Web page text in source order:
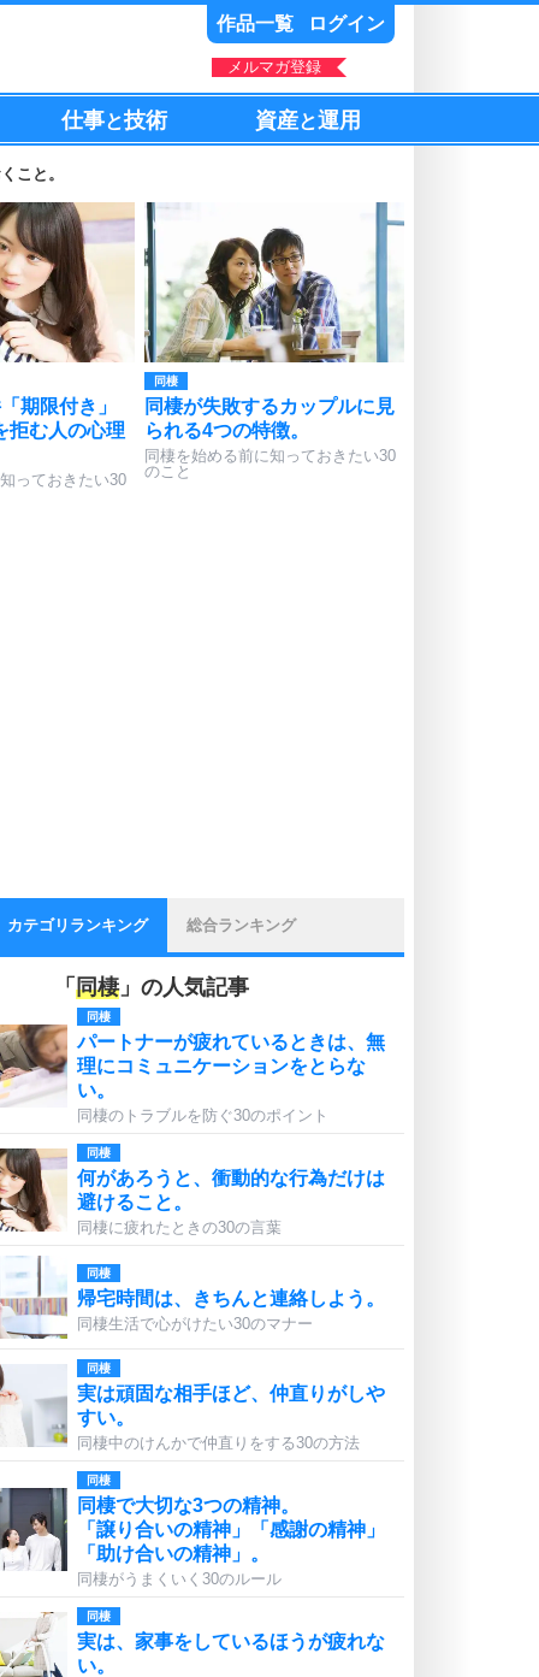
作品一覧 ログイン
メルマガ登録
仕事と技術 資産と運用
こと。
期限付き」
拒む人の心理
っておきたい30
同棲
同棲が失敗するカップルに見
られる4つの特徴。
同棲を始める前に知っておきたい30
のこと
カテゴリランキング 総合ランキング
「 同棲」の人気記事
同棲
パートナーが疲れているときは、無
理にコミュニケーションをとらな
い。
同棲のトラブルを防ぐ30のポイント
同棲
何があろうと、衝動的な行為だけは
避けること。
同棲に疲れたときの30の言葉
同棲
帰宅時間は、きちんと連絡しよう。
同棲生活で心がけたい30のマナー
同棲
実は頑固な相手ほど、仲直りがしや
すい。
同棲中のけんかで仲直りをする30の方法
同棲
同棲で大切な3つの精神。
「譲り合いの精神」「感謝の精神」
「助け合いの精神」。
同棲がうまくいく30のルール
同棲
実は、家事をしているほうが疲れな
い。